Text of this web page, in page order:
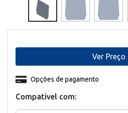
Compativel com:
Opções de pagamento
Ver Preço